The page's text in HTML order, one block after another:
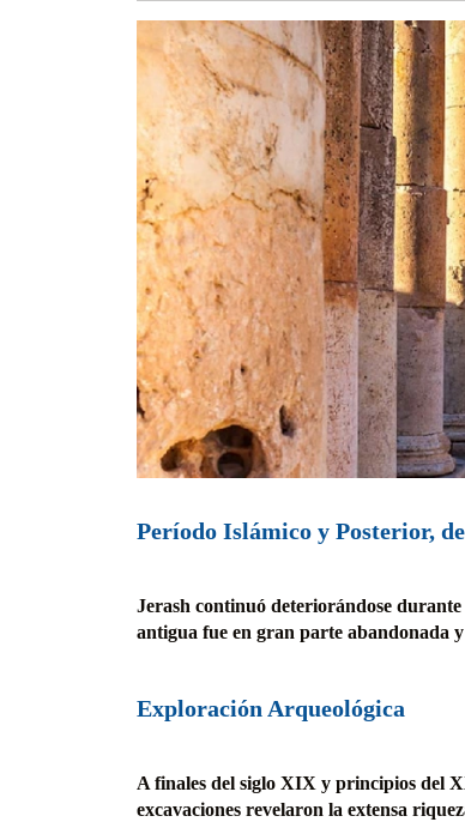
Período Islámico y Posterior,
Jerash continuó deteriorándose
antigua fue en gran parte abandonada
Exploración Arqueológica
A finales del siglo XIX y principios del
excavaciones revelaron la extensa